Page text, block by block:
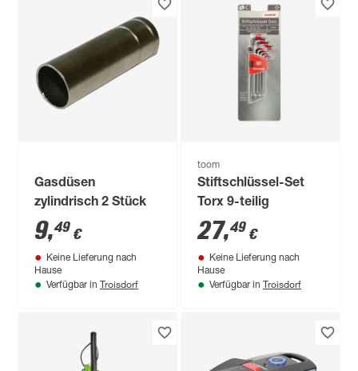
Gasdüsen
zylindrisch 2 Stück
9,49 €
Keine Lieferung nach
Hause
Verfügbar in Troisdorf
toom
Stiftschlüssel-Set
Torx 9-teilig
27,49 €
Keine Lieferung nach
Hause
Verfügbar in Troisdorf